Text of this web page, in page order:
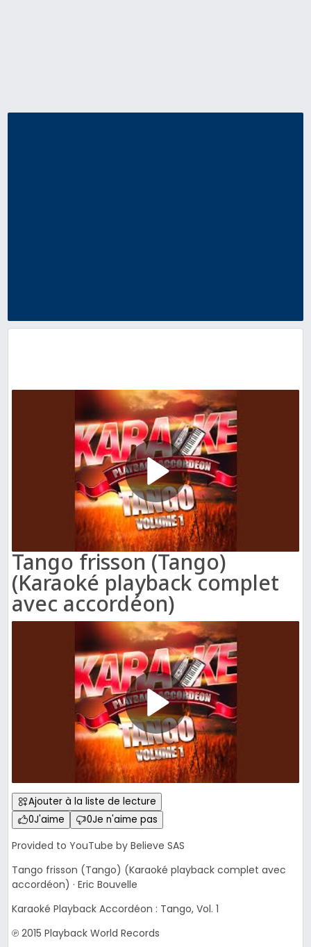
Tango frisson (Tango)
(Karaoké playback complet
avec accordéon)
Ajouter à la liste de lecture
0J'aime 0Je n'aime pas
Provided to YouTube by Believe SAS
Tango frisson (Tango) (Karaoké playback complet avec
accordéon) · Eric Bouvelle
Karaoké Playback Accordéon : Tango, Vol. 1
℗ 2015 Playback World Records